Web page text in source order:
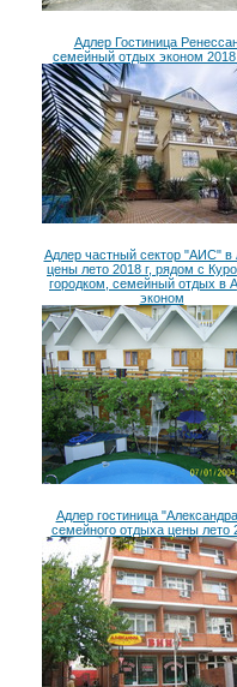
Адлер Гостиница
семейный отдых эконом
Адлер частный сектор "АИС" в
цены лето 2018 г, рядом с
городком, семейный отдых в
эконом
Адлер гостиница
семейного отдыха цены лето